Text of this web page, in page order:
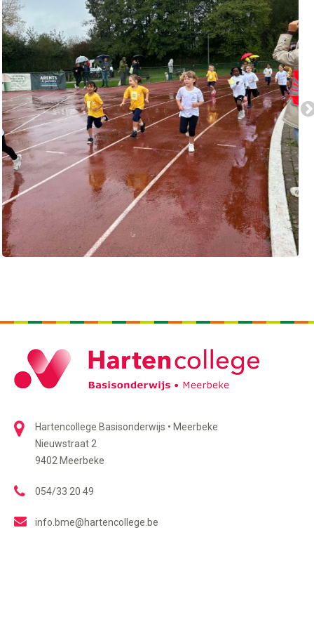
Hartencollege Basisonderwijs • Meerbeke
Nieuwstraat 2
9402 Meerbeke
054/33 20 49
info.bme@hartencollege.be